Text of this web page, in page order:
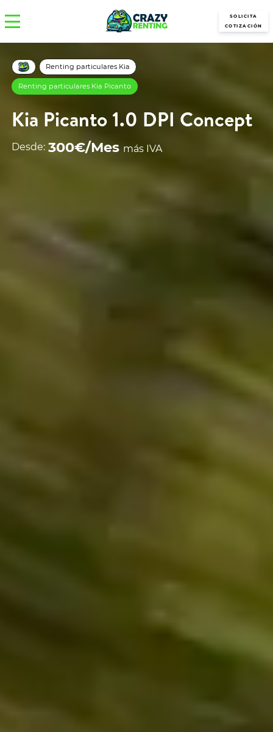
SOLICITA
COTIZACIÓN
Renting particulares Kia
Renting particulares Kia Picanto
Kia Picanto 1.0 DPI Concept
Desde: 300€/Mes más IVA